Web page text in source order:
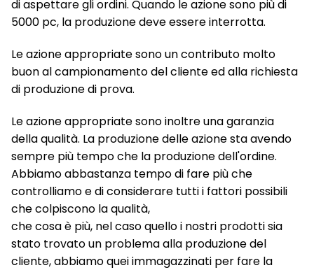
di aspettare gli ordini. Quando le azione sono più di
5000 pc, la produzione deve essere interrotta.
Le azione appropriate sono un contributo molto
buon al campionamento del cliente ed alla richiesta
di produzione di prova.
Le azione appropriate sono inoltre una garanzia
della qualità. La produzione delle azione sta avendo
sempre più tempo che la produzione dell'ordine.
Abbiamo abbastanza tempo di fare più che
controlliamo e di considerare tutti i fattori possibili
che colpiscono la qualità,
che cosa è più, nel caso quello i nostri prodotti sia
stato trovato un problema alla produzione del
cliente, abbiamo quei immagazzinati per fare la